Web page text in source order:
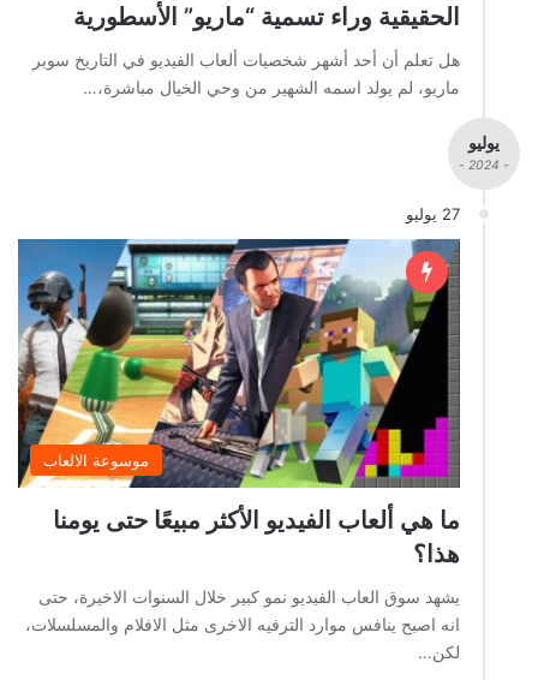
الحقيقية وراء تسمية “ماريو” الأسطورية
هل تعلم أن أحد أشهر شخصيات ألعاب الفيديو في التاريخ سوبر
ماريو، لم يولد اسمه الشهير من وحي الخيال مباشرة،…
يوليو
- 2024 -
27 يوليو
موسوعة الالعاب
ما هي ألعاب الفيديو الأكثر مبيعًا حتى يومنا
هذا؟
يشهد سوق العاب الفيديو نمو كبير خلال السنوات الاخيرة، حتى
انه اصبح ينافس موارد الترفيه الاخرى مثل الافلام والمسلسلات،
لكن…